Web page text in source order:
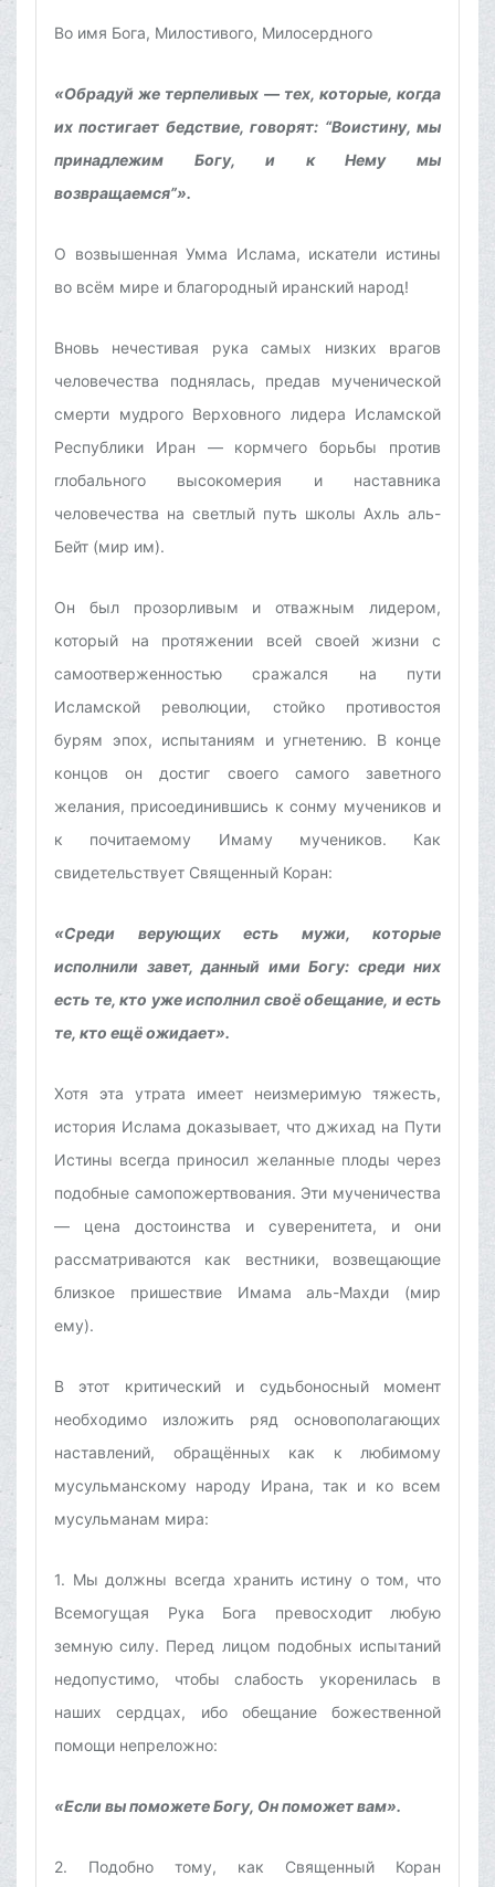
Во имя Бога, Милостивого, Милосердного
«Обрадуй же терпеливых — тех, которые, когда
их постигает бедствие, говорят: “Воистину, мы
принадлежим Богу, и к Нему мы
возвращаемся”».
О возвышенная Умма Ислама, искатели истины
во всём мире и благородный иранский народ!
Вновь нечестивая рука самых низких врагов
человечества поднялась, предав мученической
смерти мудрого Верховного лидера Исламской
Республики Иран — кормчего борьбы против
глобального высокомерия и наставника
человечества на светлый путь школы Ахль аль-
Бейт (мир им).
Он был прозорливым и отважным лидером,
который на протяжении всей своей жизни с
самоотверженностью сражался на пути
Исламской революции, стойко противостоя
бурям эпох, испытаниям и угнетению. В конце
концов он достиг своего самого заветного
желания, присоединившись к сонму мучеников и
к почитаемому Имаму мучеников. Как
свидетельствует Священный Коран:
«Среди верующих есть мужи, которые
исполнили завет, данный ими Богу: среди них
есть те, кто уже исполнил своё обещание, и есть
те, кто ещё ожидает».
Хотя эта утрата имеет неизмеримую тяжесть,
история Ислама доказывает, что джихад на Пути
Истины всегда приносил желанные плоды через
подобные самопожертвования. Эти мученичества
— цена достоинства и суверенитета, и они
рассматриваются как вестники, возвещающие
близкое пришествие Имама аль-Махди (мир
ему).
В этот критический и судьбоносный момент
необходимо изложить ряд основополагающих
наставлений, обращённых как к любимому
мусульманскому народу Ирана, так и ко всем
мусульманам мира:
1. Мы должны всегда хранить истину о том, что
Всемогущая Рука Бога превосходит любую
земную силу. Перед лицом подобных испытаний
недопустимо, чтобы слабость укоренилась в
наших сердцах, ибо обещание божественной
помощи непреложно:
«Если вы поможете Богу, Он поможет вам».
2. Подобно тому, как Священный Коран